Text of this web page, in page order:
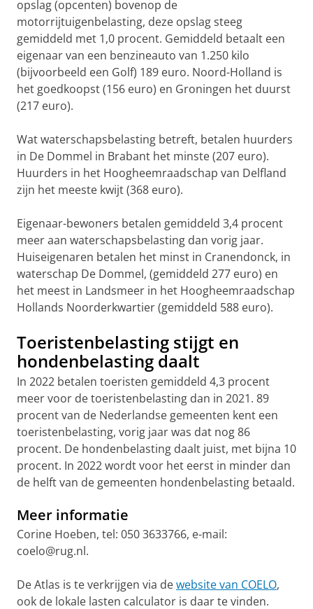
opslag (opcenten) bovenop de
motorrijtuigenbelasting, deze opslag steeg
gemiddeld met 1,0 procent. Gemiddeld betaalt een
eigenaar van een benzineauto van 1.250 kilo
(bijvoorbeeld een Golf) 189 euro. Noord-Holland is
het goedkoopst (156 euro) en Groningen het duurst
(217 euro).
Wat waterschapsbelasting betreft, betalen huurders
in De Dommel in Brabant het minste (207 euro).
Huurders in het Hoogheemraadschap van Delfland
zijn het meeste kwijt (368 euro).
Eigenaar-bewoners betalen gemiddeld 3,4 procent
meer aan waterschapsbelasting dan vorig jaar.
Huiseigenaren betalen het minst in Cranendonck, in
waterschap De Dommel, (gemiddeld 277 euro) en
het meest in Landsmeer in het Hoogheemraadschap
Hollands Noorderkwartier (gemiddeld 588 euro).
Toeristenbelasting stijgt en
hondenbelasting daalt
In 2022 betalen toeristen gemiddeld 4,3 procent
meer voor de toeristenbelasting dan in 2021. 89
procent van de Nederlandse gemeenten kent een
toeristenbelasting, vorig jaar was dat nog 86
procent. De hondenbelasting daalt juist, met bijna 10
procent. In 2022 wordt voor het eerst in minder dan
de helft van de gemeenten hondenbelasting betaald.
Meer informatie
Corine Hoeben, tel: 050 3633766, e-mail:
coelo@rug.nl.
De Atlas is te verkrijgen via dewebsite van COELO,
ook de lokale lasten calculator is daar te vinden.